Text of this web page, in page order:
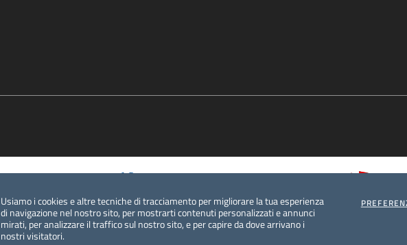
Usiamo i cookies e altre tecniche di tracciamento per migliorare la tua esperienza
di navigazione nel nostro sito, per mostrarti contenuti personalizzati e annunci
mirati, per analizzare il traffico sul nostro sito, e per capire da dove arrivano i
nostri visitatori.